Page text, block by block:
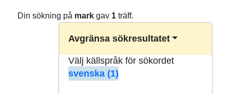
Din sökning på markgav 1träff.
Avgränsa sökresultatet
Välj källspråk för sökordet
svenska (1)